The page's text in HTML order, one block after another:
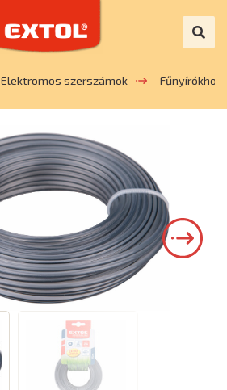
Elektromos szerszámok